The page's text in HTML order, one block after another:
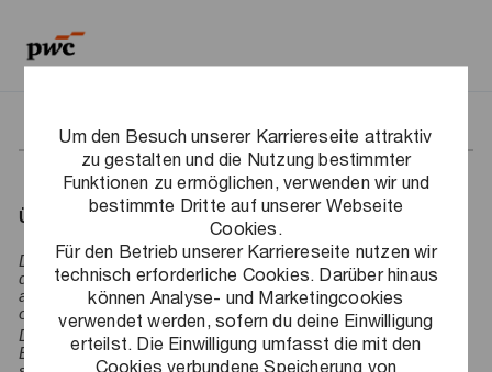
Um den Besuch unserer Karriereseite attraktiv
zu gestalten und die Nutzung bestimmter
Funktionen zu ermöglichen, verwenden wir und
bestimmte Dritte auf unserer Webseite
Cookies.
Für den Betrieb unserer Karriereseite nutzen wir
technisch erforderliche Cookies. Darüber hinaus
können Analyse- und Marketingcookies
verwendet werden, sofern du deine Einwilligung
erteilst. Die Einwilligung umfasst die mit den
Cookies verbundene Speicherung von
Profile Information
ÜBER PERSÖNLICHE INFORMATIONEN
Die Karriereseite speichert deine Profilinformationen, wenn
du dich über LinkedIn auf der Karriereseite anmeldest, dich
auf Stellen bewirbst, Jobbenachrichtigungen abonnierst
oder Talent Communities beitritts.
Du hast verschiedene Möglichkeiten, einen Antrag auf
Einsicht oder Löschung deiner persönlichen Daten zu